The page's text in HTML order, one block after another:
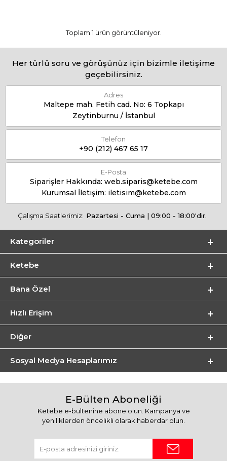
Toplam 1 ürün görüntüleniyor.
Her türlü soru ve görüşünüz için bizimle iletişime
geçebilirsiniz.
Adres
Maltepe mah. Fetih cad. No: 6 Topkapı
Zeytinburnu / İstanbul
Telefon
+90 (212) 467 65 17
E-Posta
Siparişler Hakkında: web.siparis@ketebe.com
Kurumsal İletişim: iletisim@ketebe.com
Çalışma Saatlerimiz: Pazartesi - Cuma | 09:00 - 18:00'dir.
Kategoriler
Ketebe
Bana Özel
Hızlı Erişim
Diğer
Sosyal Medya Hesaplarımız
E-Bülten Aboneliği
Ketebe e-bültenine abone olun. Kampanya ve
yeniliklerden öncelikli olarak haberdar olun.